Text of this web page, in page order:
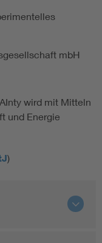
mbH
wird mit Mitteln
und Energie
)